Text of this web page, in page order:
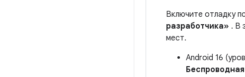
Включите отладку
разработчика» . В
мест.
Android 16